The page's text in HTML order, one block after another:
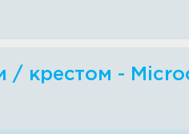
/ крестом -